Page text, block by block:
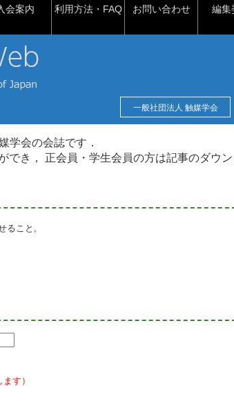
会案内 利用方法・FAQ お問い合わせ 編集
一般社団法人 触媒学会
学会の会誌です．
でき， 正会員・学生会員の方は記事のダウ
ること,
す）